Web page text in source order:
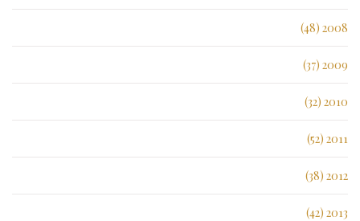
2008 (48)
2009 (37)
2010 (32)
2011 (52)
2012 (38)
2013 (42)